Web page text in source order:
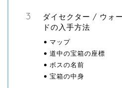
ダイセクター / ウォ
ドの入手方法
マップ
道中の宝箱の座標
ボスの名前
宝箱の中身